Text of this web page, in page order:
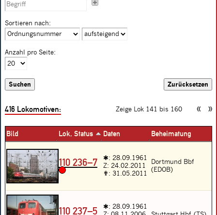
Sortieren nach:
Anzahl pro Seite:
416 Lokomotiven: Zeige Lok 141 bis 160 « »
Bild Lok, Status Daten Beheimatung
110 236–7
✱: 28.09.1961
Z: 24.02.2011
✟: 31.05.2011
Dortmund Bbf
(EDOB)
110 237–5
✱: 28.09.1961